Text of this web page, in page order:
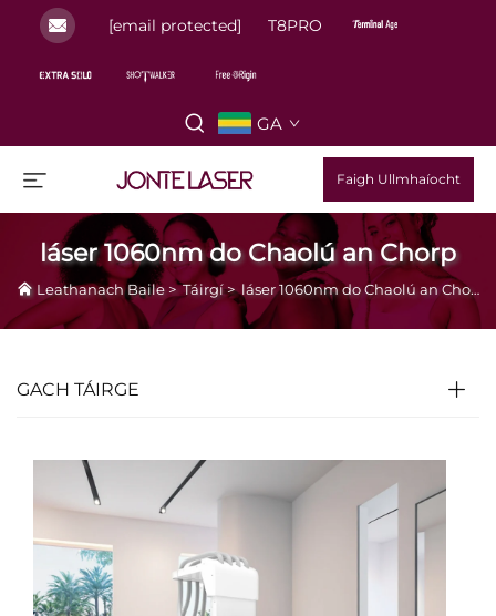
[email protected] T8PRO
GA
Faigh Ullmhaíocht
láser 1060nm do Chaolú an Chorp
Leathanach Baile >Táirgí>láser 1060nm do Chaolú an Chorp
GACH TÁIRGE